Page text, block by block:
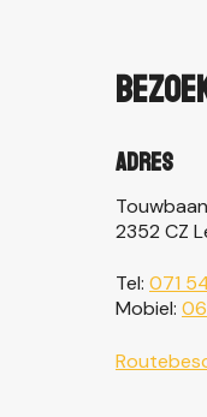
Adres
2352 CZ
Tel: 071
Mobiel: